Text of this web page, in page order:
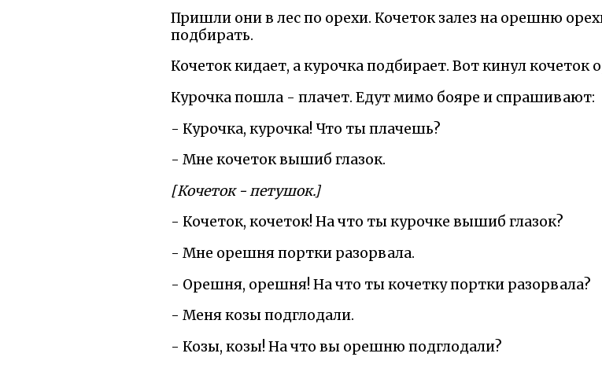
Пришли они в лес по орехи. Кочеток залез на орешню
подбирать.
Кочеток кидает, а курочка подбирает. Вот кинул кочеток
Курочка пошла - плачет. Едут мимо бояре и спрашивают:
- Курочка, курочка! Что ты плачешь?
- Мне кочеток вышиб глазок.
[Кочеток - петушок.]
- Кочеток, кочеток! На что ты курочке вышиб глазок?
- Мне орешня портки разорвала.
- Орешня, орешня! На что ты кочетку портки разорвала?
- Меня козы подглодали.
- Козы, козы! На что вы орешню подглодали?